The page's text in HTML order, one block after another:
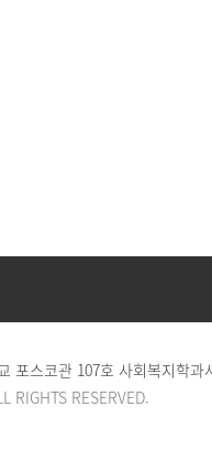
포스코관 107호 사회복지학과
RIGHTS RESERVED.